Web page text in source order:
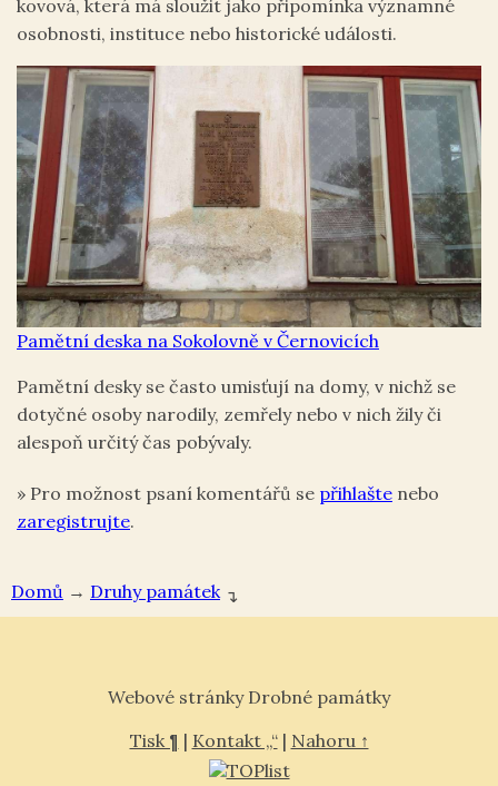
Domů → Druhy památek ↴
kovová, která má sloužit jako připomínka významné
osobnosti, instituce nebo historické události.
Pamětní deska na Sokolovně v Černovicích
Pamětní desky se často umisťují na domy, v nichž se
dotyčné osoby narodily, zemřely nebo v nich žily či
alespoň určitý čas pobývaly.
» Pro možnost psaní komentářů se přihlašte nebo
zaregistrujte.
Webové stránky Drobné památky
Tisk ¶ | Kontakt „“| Nahoru ↑